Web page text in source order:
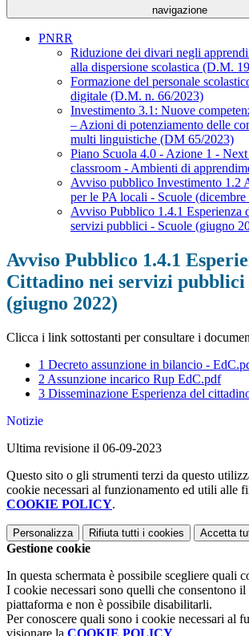
navigazione
PNRR
Riduzione dei divari negli
alla dispersione scolastica (D.M.
Formazione del personale
digitale (D.M. n. 66/2023)
Investimento 3.1: Nuove
– Azioni di potenziamento delle
multi linguistiche (DM 65/2023)
Piano Scuola 4.0 - Azione 1 - Next
classroom - Ambienti di
Avviso pubblico Investimento 1.2
per le PA locali - Scuole (dicembre
Avviso Pubblico 1.4.1 Esperienza
servizi pubblici - Scuole (giugno
Avviso Pubblico 1.4.1
Cittadino nei servizi pubblici
(giugno 2022)
Clicca i link sottostanti per consultare i
1 Decreto assunzione in bilancio -
2 Assunzione incarico Rup EdC.pdf
3 Disseminazione Esperienza del
Notizie
Ultima revisione il 06-09-2023
Questo sito o gli strumenti terzi da questo
cookie necessari al funzionamento ed utili alle
COOKIE POLICY.
Personalizza Rifiuta tutti i cookies Accetta
Gestione cookie
In questa schermata è possibile scegliere quali
I cookie necessari sono quelli che consentono
piattaforma e non è possibile disabilitarli.
Per conoscere quali sono i cookie necessari al